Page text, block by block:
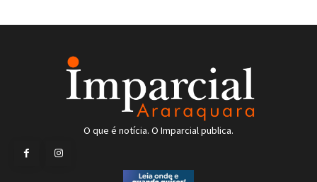
O que é notícia. O Imparcial publica.